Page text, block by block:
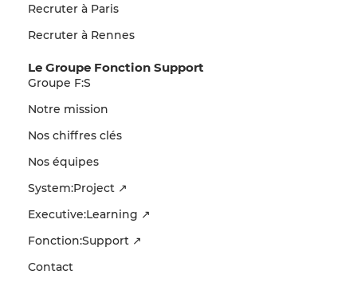
Recruter à Paris
Recruter à Rennes
Le Groupe Fonction Support
Groupe F:S
Notre mission
Nos chiffres clés
Nos équipes
System:Project ↗
Executive:Learning ↗
Fonction:Support ↗
Contact